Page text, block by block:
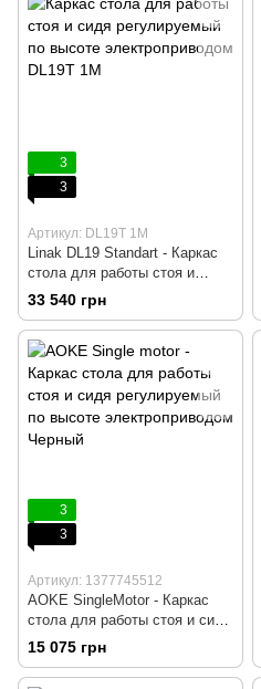
Геймерский, Пульт вверх/вниз
без памяти
3
3
Артикул: DL19T 1M
Linak DL19 Standart - Каркас
стола для работы стоя и
сидя, Регулируемый по
высоте с электроприводом,
Черный, Компьютерный,
Игровой, Геймерский, Пульт
DPG 1C с Memory и Bluetooth
33 540 грн
3
3
Артикул: 1377745512
AOKE SingleMotor - Каркас
стола для работы стоя и сидя
регулируемый по высоте
электроприводом, Серый,
Компьютерный, Игровой,
15 075 грн